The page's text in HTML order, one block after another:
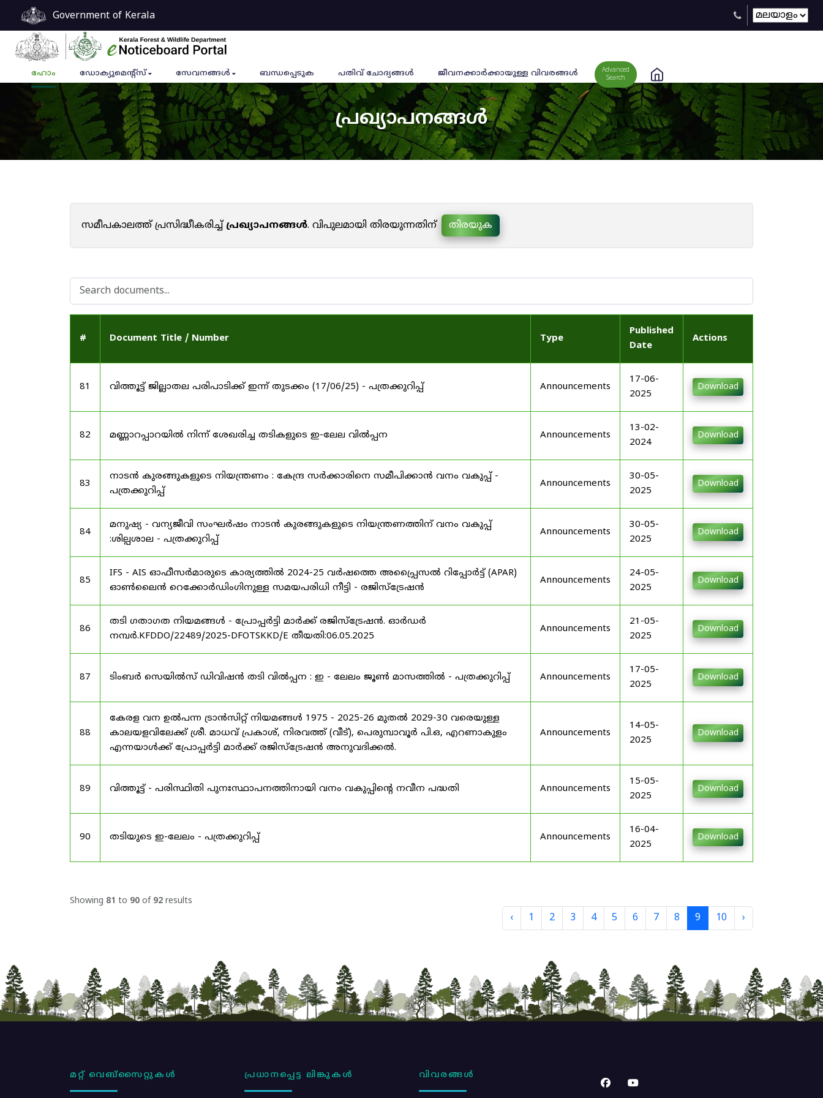
Government of Kerala
ഹോം ഡോക്യുമെൻ്റ്സ് സേവനങ്ങൾ ബന്ധപ്പെടുക പതിവ് ചോദ്യങ്ങൾ ജീവനക്കാര്‍ക്കായുള്ള വിവരങ്ങള്‍
Advanced
Search
പ്രഖ്യാപനങ്ങൾ
സമീപകാലത്ത് പ്രസിദ്ധീകരിച്ച്പ്രഖ്യാപനങ്ങൾ. വിപുലമായി തിരയുന്നതിന് തിരയുക
# Document Title / Number Type
Published
Date
Actions
81 വിത്തൂട്ട് ജില്ലാതല പരിപാടിക്ക് ഇന്ന് തുടക്കം (17/06/25) - പത്രക്കുറിപ്പ് Announcements
17-06-
2025
Download
82 മണ്ണാറപ്പാറയിൽ നിന്ന് ശേഖരിച്ച തടികളുടെ ഇ-ലേല വിൽപ്പന Announcements
13-02-
2024
Download
83
നാടൻ കുരങ്ങുകളുടെ നിയന്ത്രണം : കേന്ദ്ര സർക്കാരിനെ സമീപിക്കാൻ വനം വകുപ്പ് -
പത്രക്കുറിപ്പ്
Announcements
30-05-
2025
Download
84
മനുഷ്യ - വന്യജീവി സംഘർഷം നാടൻ കുരങ്ങുകളുടെ നിയന്ത്രണത്തിന് വനം വകുപ്പ്
:ശില്പശാല - പത്രക്കുറിപ്പ്
Announcements
30-05-
2025
Download
85
IFS - AIS ഓഫീസർമാരുടെ കാര്യത്തിൽ 2024-25 വർഷത്തെ അപ്പ്രൈസൽ റിപ്പോർട്ട് (APAR)
ഓൺലൈൻ റെക്കോർഡിംഗിനുള്ള സമയപരിധി നീട്ടി - രജിസ്ട്രേഷൻ
Announcements
24-05-
2025
Download
86
തടി ഗതാഗത നിയമങ്ങൾ - പ്രോപ്പർട്ടി മാർക്ക് രജിസ്ട്രേഷൻ. ഓർഡർ
നമ്പർ.KFDDO/22489/2025-DFOTSKKD/E തീയതി:06.05.2025
Announcements
21-05-
2025
Download
87 ടിംബർ സെയിൽസ് ഡിവിഷൻ തടി വിൽപ്പന : ഇ - ലേലം ജൂൺ മാസത്തിൽ - പത്രക്കുറിപ്പ് Announcements
17-05-
2025
Download
88
കേരള വന ഉൽ‌പന്ന ട്രാൻസിറ്റ് നിയമങ്ങൾ 1975 - 2025-26 മുതൽ 2029-30 വരെയുള്ള
കാലയളവിലേക്ക് ശ്രീ. മാധവ് പ്രകാശ്, നിരവത്ത് (വീട്), പെരുമ്പാവൂർ പി.ഒ, എറണാകുളം
എന്നയാൾക്ക് പ്രോപ്പർട്ടി മാർക്ക് രജിസ്ട്രേഷൻ അനുവദിക്കൽ.
Announcements
14-05-
2025
Download
89 വിത്തൂട്ട് - പരിസ്ഥിതി പുനഃസ്ഥാപനത്തിനായി വനം വകുപ്പിന്റെ നവീന പദ്ധതി Announcements
15-05-
2025
Download
90 തടിയുടെ ഇ-ലേലം - പത്രക്കുറിപ്പ് Announcements
16-04-
2025
Download
Showing 81 to 90 of 92 results
‹ 1 2 3 4 5 6 7 8 9 10 ›
മറ്റ് വെബ്സൈറ്റുകൾ പ്രധാനപ്പെട്ട ലിങ്കുകൾ വിവരങ്ങൾ